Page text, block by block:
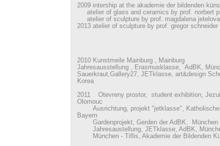
2009 intership at the akademie der bildenden
atelier of glass and ceramics by prof. norbert
atelier of sculpture by prof. magdalena jetelova
2013 atelier of sculpture by prof. gregor schneider
2010 Kunstmeile Mainburg , Mainburg
Jahresausstellung , Erasmusklasse, AdBK,
Sauerkraut,Gallery27, JETklasse, art&design
Korea
2011 Otevreny prostor, student exhibition,
Olomouc
Ausrichtung, projekt "jetklasse", Katholische
Bayern
Gardenprojekt, Gerden der AdBK, München
Jahresaustellung, JETklasse, AdBK,
München - Tiflis, Akademie der Bildenden